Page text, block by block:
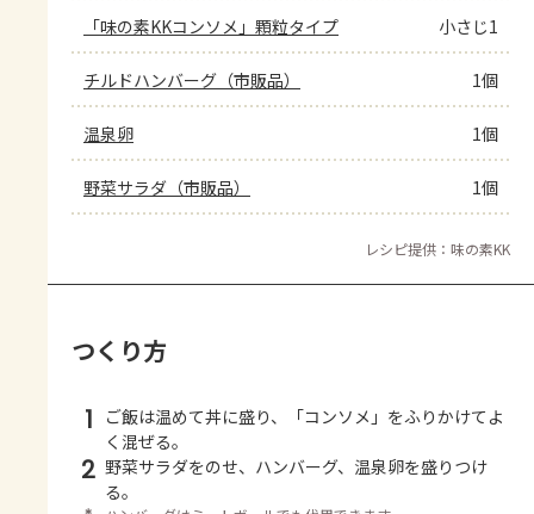
「味の素KKコンソメ」顆粒タイプ 小さじ1
チルドハンバーグ（市販品） 1個
温泉卵 1個
野菜サラダ（市販品） 1個
レシピ提供：味の素KK
つくり方
1
ご飯は温めて丼に盛り、「コンソメ」をふりかけてよ
く混ぜる。
2 野菜サラダをのせ、ハンバーグ、温泉卵を盛りつけ
る。